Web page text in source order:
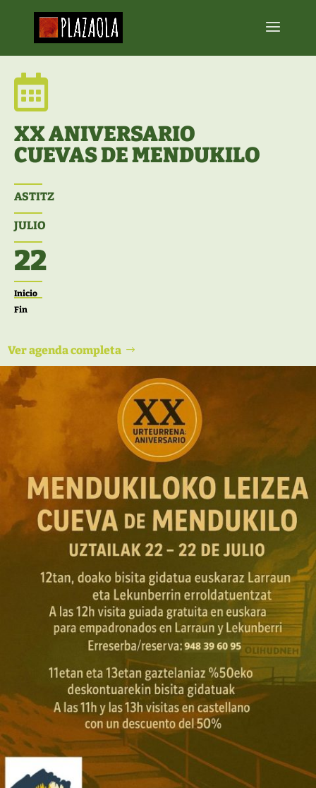

XX ANIVERSARIO
CUEVAS DE MENDUKILO
ASTITZ
JULIO
22
Inicio
Fin
Ver agenda completa